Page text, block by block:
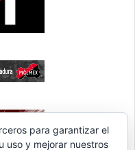
para garantizar el
uso y mejorar nuestros